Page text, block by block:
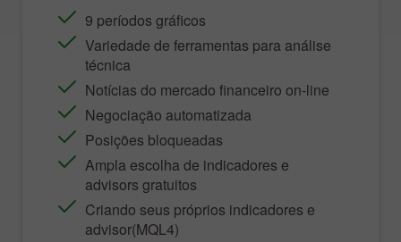
9 períodos gráficos
Variedade de ferramentas para análise
técnica
Notícias do mercado financeiro on-line
Negociação automatizada
Posições bloqueadas
Ampla escolha de indicadores e
advisors gratuitos
Criando seus próprios indicadores e
advisor(MQL4)